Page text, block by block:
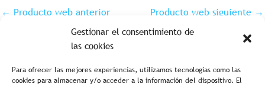
Gestionar el consentimiento de
las cookies
Para ofrecer las mejores experiencias, utilizamos tecnologías como las
cookies para almacenar y/o acceder a la información del dispositivo. El
← Producto web anterior Producto web siguiente →